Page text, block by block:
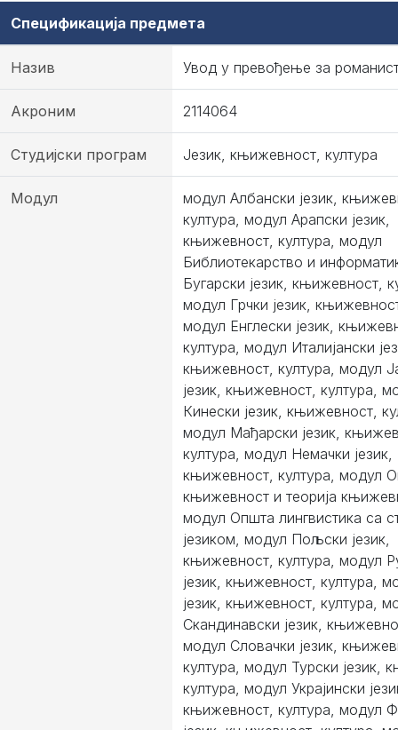
Спецификација предмета
Назив Увод у превођење за
Акроним 2114064
Студијски програм Језик, књижевност, култура
Модул
модул Албански језик,
култура, модул Арапски језик,
књижевност, култура, модул
Библиотекарство и
Бугарски језик, књижевност,
модул Грчки језик,
модул Енглески језик,
култура, модул Италијански
књижевност, култура, модул
језик, књижевност, култура,
Кинески језик, књижевност,
модул Мађарски језик,
култура, модул Немачки језик,
књижевност, култура, модул
књижевност и теорија
модул Општа лингвистика са
језиком, модул Пољски језик,
књижевност, култура, модул
језик, књижевност, култура,
језик, књижевност, култура,
Скандинавски језик,
модул Словачки језик,
култура, модул Турски језик,
култура, модул Украјински
књижевност, култура, модул